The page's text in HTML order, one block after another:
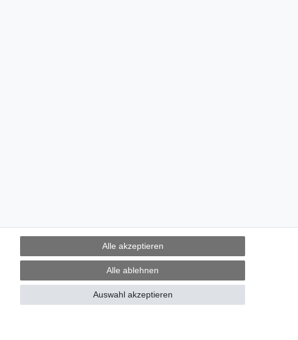
Alle akzeptieren
Alle ablehnen
Auswahl akzeptieren